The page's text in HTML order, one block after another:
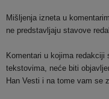
Mišljenja izneta u
ne predstavljaju stavove
Komentari u kojima redakciji
tekstovima, neće biti
Han Vesti i na tome vam se